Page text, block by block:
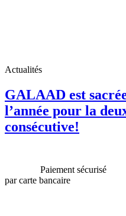
Actualités
GALAAD est
l’année pour la
consécutive!
Paiement sécurisé
par carte bancaire